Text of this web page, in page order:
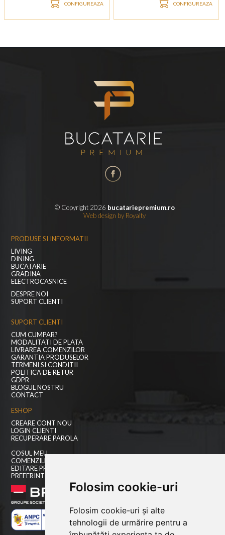
Folosim cookie-uri
Folosim cookie-uri și alte
tehnologii de urmărire pentru a
CONFIGUREAZA CONFIGUREAZA
© Copyright 2026 bucatariepremium.ro
Web design by Royalty
PRODUSE SI INFORMATII
LIVING
DINING
BUCATARIE
GRADINA
ELECTROCASNICE
DESPRE NOI
SUPORT CLIENTI
SUPORT CLIENTI
CUM CUMPAR?
MODALITATI DE PLATA
LIVRAREA COMENZILOR
GARANTIA PRODUSELOR
TERMENI SI CONDITII
POLITICA DE RETUR
GDPR
BLOGUL NOSTRU
CONTACT
ESHOP
CREARE CONT NOU
LOGIN CLIENTI
RECUPERARE PAROLA
COSUL MEU
COMENZILE MELE
EDITARE PROFIL
PREFERINTE COOKIES